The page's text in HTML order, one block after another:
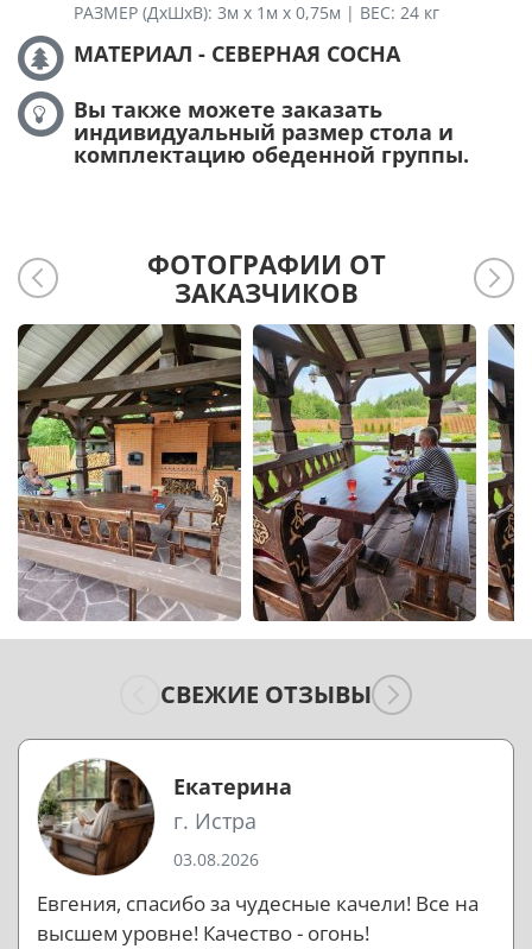
РАЗМЕР (ДхШхВ): 3м х 1м х 0,75м | ВЕС: 24 кг
МАТЕРИАЛ - СЕВЕРНАЯ СОСНА
Вы также можете заказать
индивидуальный размер стола и
комплектацию обеденной группы.
ФОТОГРАФИИ ОТ
ЗАКАЗЧИКОВ
СВЕЖИЕ ОТЗЫВЫ
Екатерина
г. Истра
03.08.2026
Евгения, спасибо за чудесные качели! Все на
высшем уровне! Качество - огонь!